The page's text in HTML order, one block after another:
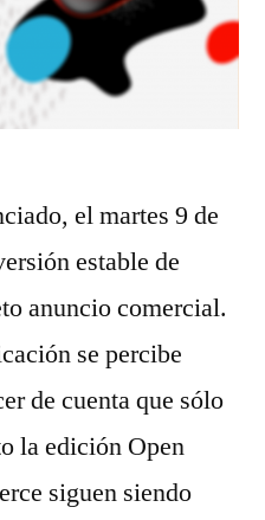
el martes 9 de
estable de
anuncio comercial.
se percibe
de cuenta que sólo
la edición Open
siguen siendo